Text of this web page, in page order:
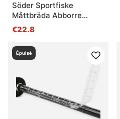
Söder Sportfiske
Måttbräda Abborre
60cm
€22.8
Épuisé